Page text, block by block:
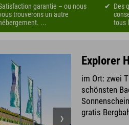
garantie – ou nous
trouverons un autre
hébergement. ...
Des
tous
Explorer
im Ort: zwei
schönsten
gratis